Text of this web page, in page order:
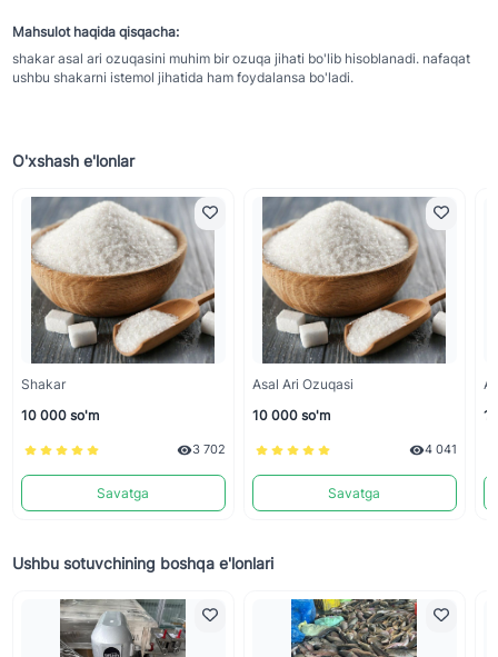
Mahsulot haqida qisqacha:
shakar asal ari ozuqasini muhim bir ozuqa jihati bo'lib hisoblanadi. nafaqat
ushbu shakarni istemol jihatida ham foydalansa bo'ladi.
O'xshash e'lonlar
Shakar
10 000 so'm
3 702
Savatga
Asal Ari Ozuqasi
10 000 so'm
4 041
Savatga
Ushbu sotuvchining boshqa e'lonlari